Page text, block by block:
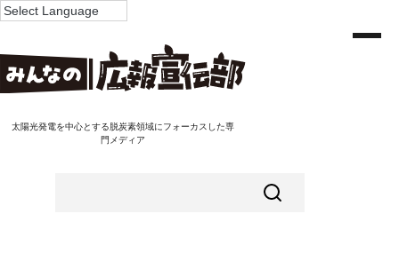
太陽光発電を中心とする脱炭素領域にフォーカスした専
門メディア